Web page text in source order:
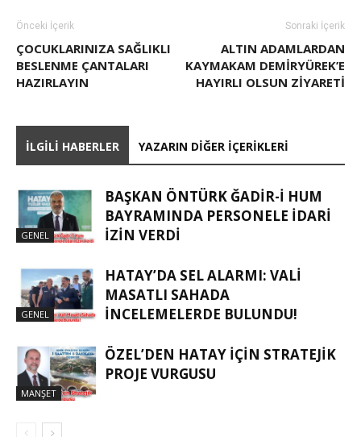
Önceki İçerik
ÇOCUKLARINIZA SAĞLIKLI
BESLENME ÇANTALARI
HAZIRLAYIN
Sonraki İçerik
ALTIN ADAMLARDAN
KAYMAKAM DEMIRYÜREK’E
HAYIRLI OLSUN ZIYARETI
İLGILI HABERLER YAZARIN DIĞER İÇERIKLERI
GENEL
BAŞKAN ÖNTÜRK ĞADIR-İ HUM
BAYRAMINDA PERSONELE İDARI
İZIN VERDI
GENEL
HATAY’DA SEL ALARMI: VALI
MASATLI SAHADA
İNCELEMELERDE BULUNDU!
MANŞET
ÖZEL’DEN HATAY İÇIN STRATEJIK
PROJE VURGUSU